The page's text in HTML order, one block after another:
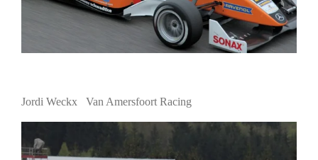
Jordi Weckx Van Amersfoort Racing